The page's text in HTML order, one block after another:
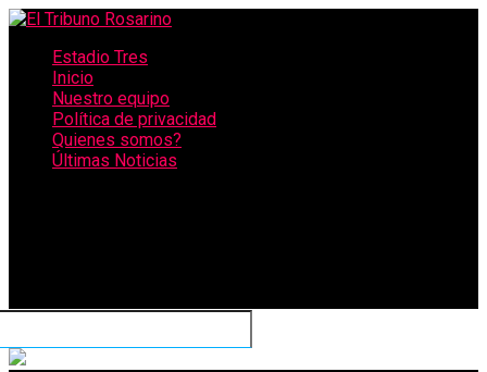
Estadio Tres
Inicio
Nuestro equipo
Política de privacidad
Quienes somos?
Últimas Noticias